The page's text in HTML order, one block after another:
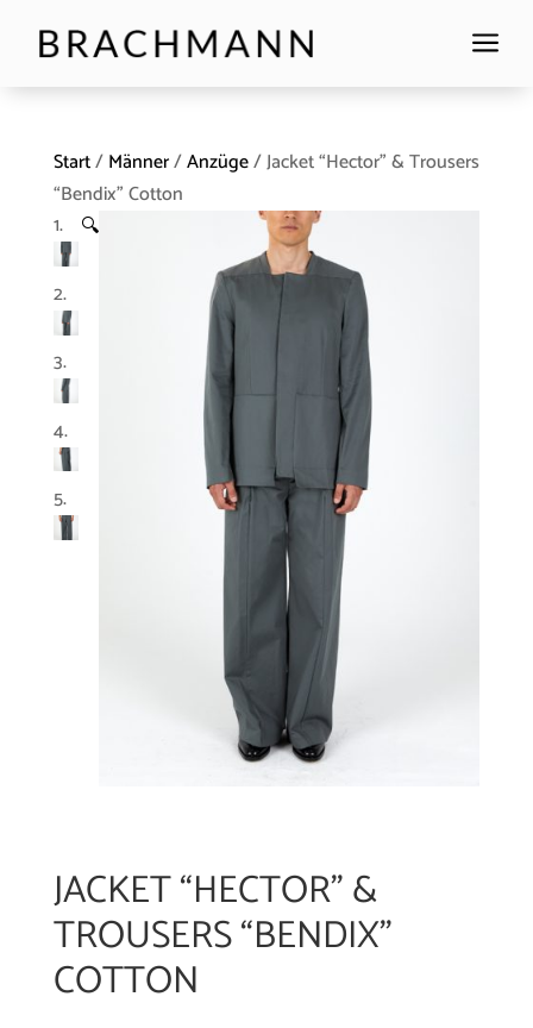
a
Start/Männer/Anzüge/ Jacket “Hector” & Trousers
“Bendix” Cotton
🔍
JACKET “HECTOR” &
TROUSERS “BENDIX”
COTTON